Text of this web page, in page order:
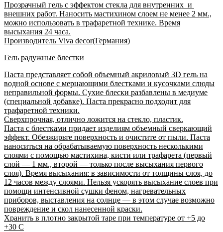
Прозрачный гель с эффектом стекла для внутренних и
внешних работ. Наносить мастихином слоем не менее 2 мм.,
можно использовать в трафаретной технике. Время
высыхания 24 часа.
Производитель Viva decor(Германия)
Гель радужные блестки
Паста представляет собой объемный акриловый 3D гель на
водной основе с мерцающими блестками и кусочками слюды
неправильной формы. Сухие блески разбавлены в медиуме
(специальной добавке). Паста прекрасно подходит для
трафаретной техники.
Сверхпрочная, отлично ложится на стекло, пластик.
Паста с блестками придает изделиям объемный сверкающий
эффект. Обезжирьте поверхность и очистите от пыли. Паста
наноситься на обрабатываемую поверхность несколькими
слоями с помощью мастихина, кисти или трафарета (первый
слой — 1 мм., второй — только после высыхания первого
слоя). Время высыхания: в зависимости от толщины слоя, до
12 часов между слоями. Нельзя ускорять высыхание слоев при
помощи интенсивной сушки феном, нагревательных
приборов, выставления на солнце — в этом случае возможно
повреждение и скол нанесенной краски.
Хранить в плотно закрытой таре при температуре от +5 до
+30 С